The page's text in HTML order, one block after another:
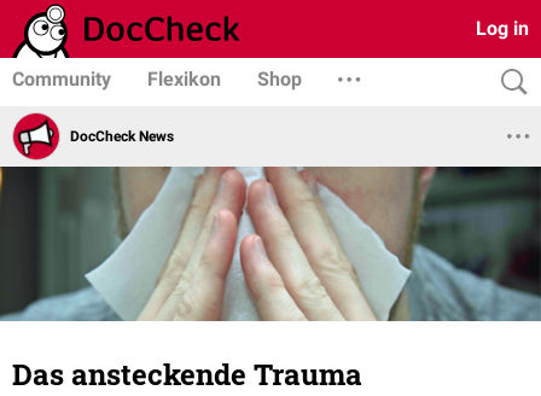
Log in
Community Flexikon Shop
DocCheck News
Das ansteckende Trauma